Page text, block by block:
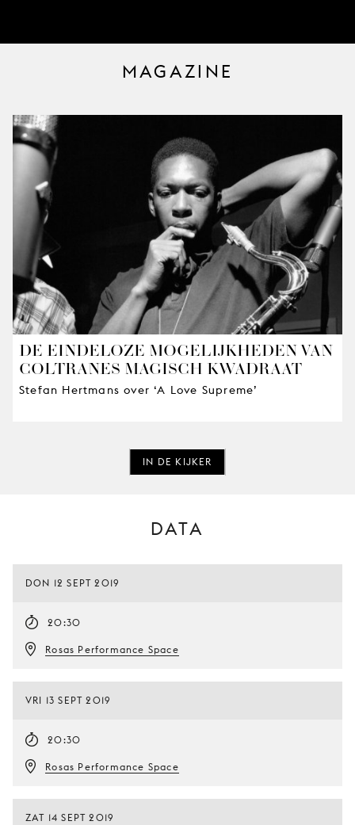
MAGAZINE
DE EINDELOZE MOGELIJKHEDEN VAN
COLTRANES MAGISCH KWADRAAT
Stefan Hertmans over ‘A Love Supreme’
IN DE KIJKER
DATA
DON 12 SEPT 2019
20:30
Rosas Performance Space
VRI 13 SEPT 2019
20:30
Rosas Performance Space
ZAT 14 SEPT 2019